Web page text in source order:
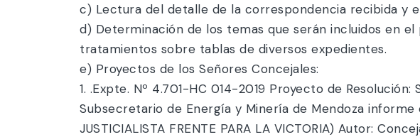
c) Lectura del detalle de la correspondencia recibida y
d) Determinación de los temas que serán incluidos en
tratamientos sobre tablas de diversos expedientes.
e) Proyectos de los Señores Concejales:
1. .Expte. Nº 4.701-HC 014-2019 Proyecto de
Subsecretario de Energía y Minería de Mendoza
JUSTICIALISTA FRENTE PARA LA VICTORIA) Autor: